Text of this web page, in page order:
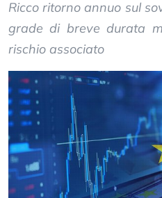
Ricco ritorno annuo sul
grade di breve durata
rischio associato